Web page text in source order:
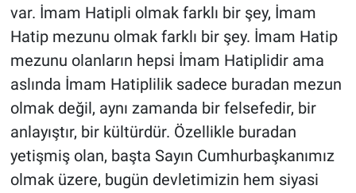
var. İmam Hatipli olmak farklı bir şey, İmam
Hatip mezunu olmak farklı bir şey. İmam Hatip
mezunu olanların hepsi İmam Hatiplidir ama
aslında İmam Hatiplilik sadece buradan mezun
olmak değil, aynı zamanda bir felsefedir, bir
anlayıştır, bir kültürdür. Özellikle buradan
yetişmiş olan, başta Sayın Cumhurbaşkanımız
olmak üzere, bugün devletimizin hem siyasi